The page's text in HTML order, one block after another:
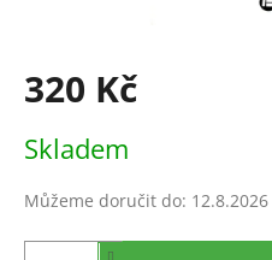
320 Kč
cena:
Skladem
Můžeme doručit do: 12.8.2026